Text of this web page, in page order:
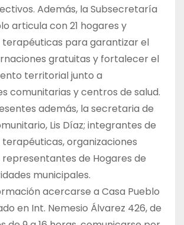
Además, la Subsecretaría
articula con 21 hogares y
terapéuticas para garantizar el
gratuitas y fortalecer el
territorial junto a
comunitarias y centros de salud.
además, la secretaria de
Lis Díaz; integrantes de
organizaciones
de Hogares de
municipales.
acercarse a Casa Pueblo
en Int. Nemesio Álvarez 426, de